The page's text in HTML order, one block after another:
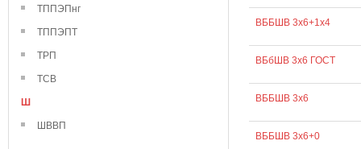
ТППЭПнг
ТППЭПТ
ТРП
ТСВ
Ш
ШВВП
ВББШВ 3х6+1х4
ВБбШВ 3х6 ГОСТ
ВББШВ 3х6
ВББШВ 3х6+0